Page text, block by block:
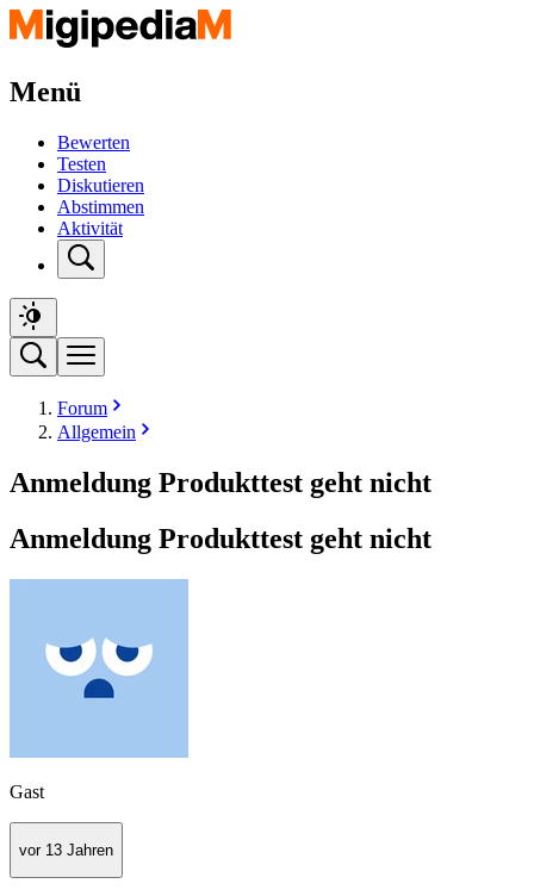
Menü
Bewerten
Testen
Diskutieren
Abstimmen
Aktivität
Forum
Allgemein
Anmeldung Produkttest geht nicht
Anmeldung Produkttest geht nicht
Gast
vor 13 Jahren